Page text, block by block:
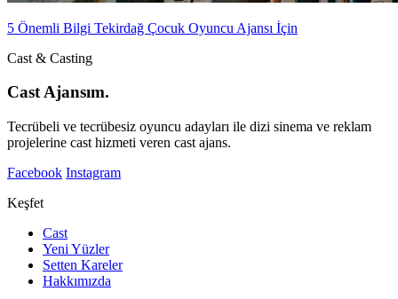
5 Önemli Bilgi Tekirdağ Çocuk Oyuncu Ajansı İçin
Cast & Casting
Cast Ajansım.
Tecrübeli ve tecrübesiz oyuncu adayları ile dizi sinema ve reklam
projelerine cast hizmeti veren cast ajans.
Facebook Instagram
Keşfet
Cast
Yeni Yüzler
Setten Kareler
Hakkımızda